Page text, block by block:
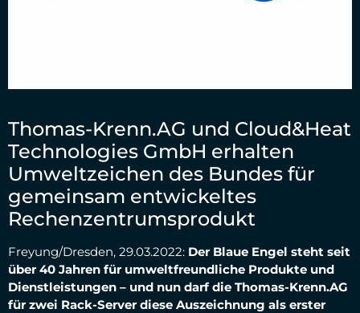
Thomas-Krenn.AG und Cloud&Heat
Technologies GmbH erhalten
Umweltzeichen des Bundes für
gemeinsam entwickeltes
Rechenzentrumsprodukt
Freyung/Dresden, 29.03.2022: Der Blaue Engel steht seit
über 40 Jahren für umweltfreundliche Produkte und
Dienstleistungen – und nun darf die Thomas-Krenn.AG
für zwei Rack-Server diese Auszeichnung als erster